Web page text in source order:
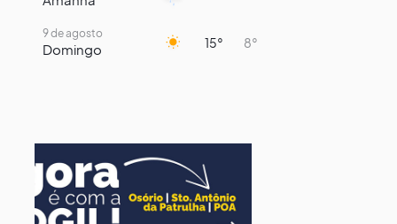
9 de agosto
Domingo 15° 8°
Terça-Feira 16° 9°
12 de agosto
Quarta-Feira 13°